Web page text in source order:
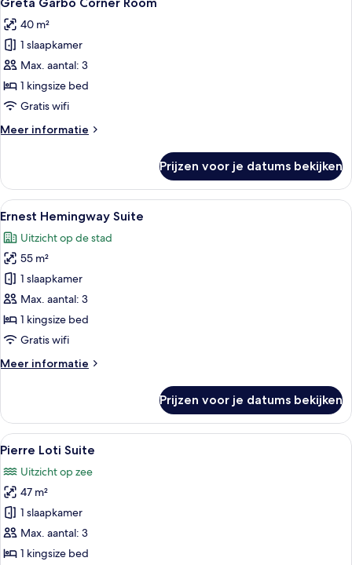
with
Twin
foto's
voor
Greta
Garbo
Corner
Room
40 m²
1 slaapkamer
Max. aantal: 3
1 kingsize bed
Gratis wifi
Meer informatie
Meer
Garbo
Corner
Room
Prijzen voor je datums bekijken
Alle
foto's
voor
Ernest
Hemingway
Suite
laden
Een hotelkamer met een groot bed,
6
Ernest Hemingway Suite
Uitzicht op de stad
55 m²
1 slaapkamer
Max. aantal: 3
1 kingsize bed
Gratis wifi
Meer informatie
Meer
Hemingway
Suite
Prijzen voor je datums bekijken
Alle
foto's
voor
Pierre
Loti
Suite
laden
Een hotelkamer met een groot bed,
6
Pierre Loti Suite
Uitzicht op zee
47 m²
1 slaapkamer
Max. aantal: 3
1 kingsize bed